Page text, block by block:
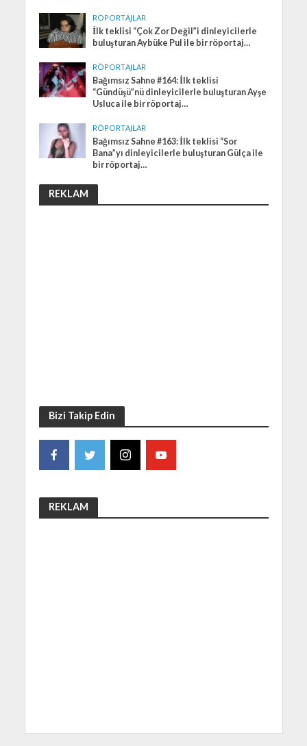
RÖPORTAJLAR
İlk teklisi “Çok Zor Değil”i dinleyicilerle
buluşturan Aybüke Pul ile bir röportaj…
RÖPORTAJLAR
Bağımsız Sahne #164: İlk teklisi
“Gündüşü”nü dinleyicilerle buluşturan Ayşe
Usluca ile bir röportaj…
RÖPORTAJLAR
Bağımsız Sahne #163: İlk teklisi “Sor
Bana”yı dinleyicilerle buluşturan Gülça ile
bir röportaj…
REKLAM
Bizi Takip Edin
REKLAM